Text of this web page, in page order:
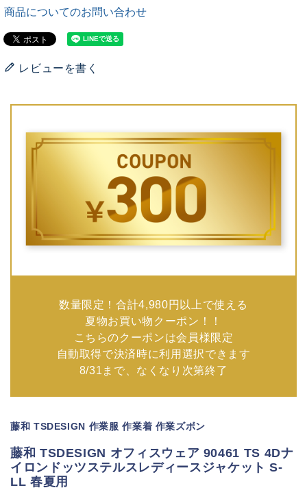
商品についてのお問い合わせ
レビューを書く
数量限定！合計4,980円以上で使える
夏物お買い物クーポン！！
こちらのクーポンは会員様限定
自動取得で決済時に利用選択できます
8/31まで、なくなり次第終了
藤和 TSDESIGN 作業服 作業着 作業ズボン
藤和 TSDESIGN オフィスウェア 90461 TS 4Dナ
イロンドッツステルスレディースジャケット S-
LL 春夏用